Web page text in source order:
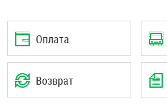
Оплата
Возврат